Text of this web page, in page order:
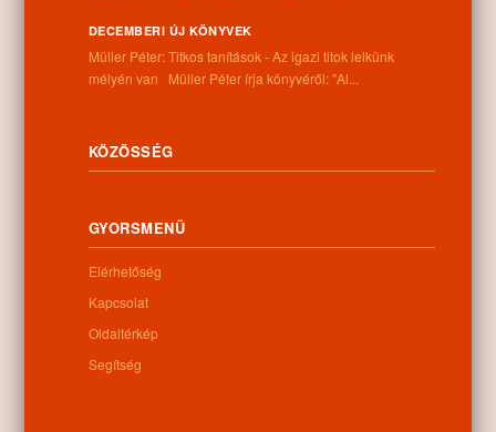
4262 Nyíracsád, Kassai u. 4.
Telefon:
+36 52 206 031
Kedd: 9:00-12:00 13:00-16:30
Szerda: 9:00-12:00 13:00-16:30
Szombat: 9:00-12:00
Vasárnap: zárva
Hírlevél
DECEMBERI ÚJ KÖNYVEK
Müller Péter: Titkos tanítások - Az igazi titok lelkünk
mélyén van Müller Péter írja könyvéről: "Al...
KÖZÖSSÉG
GYORSMENÜ
Elérhetőség
Kapcsolat
Oldaltérkép
Segítség